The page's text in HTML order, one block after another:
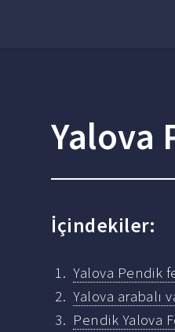
Yalova
İçindekiler:
Yalova Pendik
Yalova arabalı
Pendik Yalova